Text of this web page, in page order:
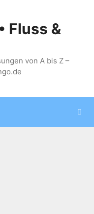
Fluss &
von A bis Z –